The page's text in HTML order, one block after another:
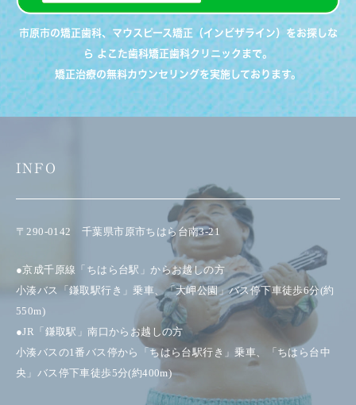
市原市の矯正歯科、マウスピース矯正（インビザライン）をお探しな
ら よこた歯科矯正歯科クリニックまで。
矯正治療の無料カウンセリングを実施しております。
INFO
〒290-0142 千葉県市原市ちはら台南3-21
●京成千原線「ちはら台駅」からお越しの方
小湊バス「鎌取駅行き」乗車、「大岬公園」バス停下車徒歩6分(約
550m)
●JR「鎌取駅」南口からお越しの方
小湊バスの1番バス停から「ちはら台駅行き」乗車、「ちはら台中
央」バス停下車徒歩5分(約400m)